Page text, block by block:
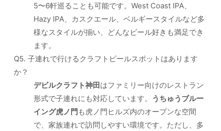
5〜6軒巡ることも可能です。West Coast IPA、
Hazy IPA、カスクエール、ベルギースタイルなど多
様なスタイルが揃い、どんなビール好きも満足でき
ます。
Q5. 子連れで行けるクラフトビールスポットはあります
か？
デビルクラフト神田はファミリー向けのレストラン
形式で子連れにも対応しています。
うちゅうブルー
イング虎ノ門 も虎ノ門ヒルズ内のオープンな空間
で、家族連れで訪問しやすい環境です。ただし、多